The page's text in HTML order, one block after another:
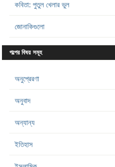
কবিতা: পুতুল খেলার ভুল
জোনাকিগুলো
গল্পের বিষয় সমূহ
অনুপ্রেরণা
অনুবাদ
অন্যান্য
ইতিহাস